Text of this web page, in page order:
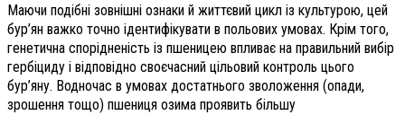
Маючи подібні зовнішні ознаки й життєвий цикл із культурою, цей
бур’ян важко точно ідентифікувати в польових умовах. Крім того,
генетична спорідненість із пшеницею впливає на правильний вибір
гербіциду і відповідно своєчасний цільовий контроль цього
бур’яну. Водночас в умовах достатнього зволоження (опади,
зрошення тощо) пшениця озима проявить більшу